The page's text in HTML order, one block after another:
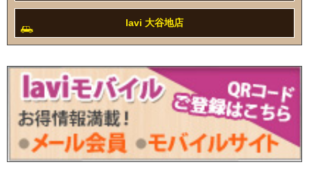
lavi 大谷地店